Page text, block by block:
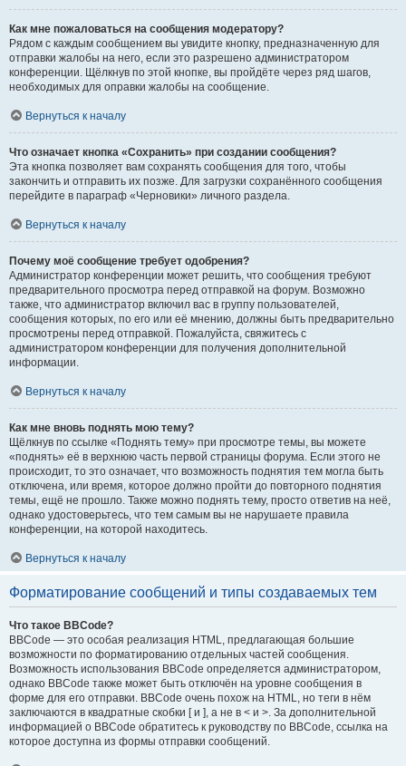
Как мне пожаловаться на сообщения модератору?
Рядом с каждым сообщением вы увидите кнопку, предназначенную для
отправки жалобы на него, если это разрешено администратором
конференции. Щёлкнув по этой кнопке, вы пройдёте через ряд шагов,
необходимых для оправки жалобы на сообщение.
Вернуться к началу
Что означает кнопка «Сохранить» при создании сообщения?
Эта кнопка позволяет вам сохранять сообщения для того, чтобы
закончить и отправить их позже. Для загрузки сохранённого сообщения
перейдите в параграф «Черновики» личного раздела.
Вернуться к началу
Почему моё сообщение требует одобрения?
Администратор конференции может решить, что сообщения требуют
предварительного просмотра перед отправкой на форум. Возможно
также, что администратор включил вас в группу пользователей,
сообщения которых, по его или её мнению, должны быть предварительно
просмотрены перед отправкой. Пожалуйста, свяжитесь с
администратором конференции для получения дополнительной
информации.
Вернуться к началу
Как мне вновь поднять мою тему?
Щёлкнув по ссылке «Поднять тему» при просмотре темы, вы можете
«поднять» её в верхнюю часть первой страницы форума. Если этого не
происходит, то это означает, что возможность поднятия тем могла быть
отключена, или время, которое должно пройти до повторного поднятия
темы, ещё не прошло. Также можно поднять тему, просто ответив на неё,
однако удостоверьтесь, что тем самым вы не нарушаете правила
конференции, на которой находитесь.
Вернуться к началу
Форматирование сообщений и типы создаваемых тем
Что такое BBCode?
BBCode — это особая реализация HTML, предлагающая большие
возможности по форматированию отдельных частей сообщения.
Возможность использования BBCode определяется администратором,
однако BBCode также может быть отключён на уровне сообщения в
форме для его отправки. BBCode очень похож на HTML, но теги в нём
заключаются в квадратные скобки [ и ], а не в < и >. За дополнительной
информацией о BBCode обратитесь к руководству по BBCode, ссылка на
которое доступна из формы отправки сообщений.